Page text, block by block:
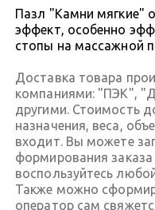
Пазл "Камни мягкие"
эффект, особенно
стопы на массажной
Доставка товара
компаниями: "ПЭК",
другими. Стоимость
назначения, веса,
входит. Вы можете
формирования заказа
воспользуйтесь
Также можно
оператор сам